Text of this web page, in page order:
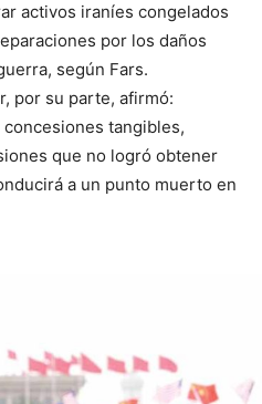
activos iraníes congelados
por los daños
según Fars.
por su parte, afirmó:
tangibles,
que no logró obtener
a un punto muerto en